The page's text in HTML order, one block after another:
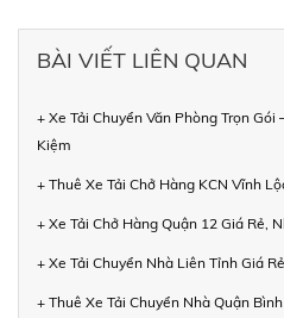
BÀI VIẾT LIÊN QUAN
+ Xe Tải Chuyển Văn Phòng Trọn
Kiệm
+ Thuê Xe Tải Chở Hàng KCN Vĩnh
+ Xe Tải Chở Hàng Quận 12 Giá Rẻ,
+ Xe Tải Chuyển Nhà Liên Tỉnh Giá
+ Thuê Xe Tải Chuyển Nhà Quận